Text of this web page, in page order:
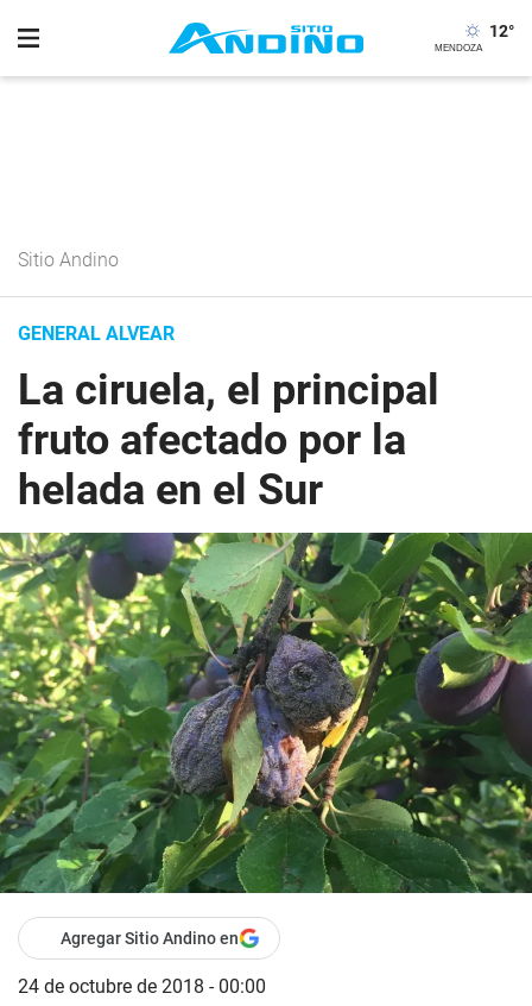
12°
Sitio Andino
GENERAL ALVEAR
La ciruela, el principal
fruto afectado por la
helada en el Sur
Agregar Sitio Andino en
24 de octubre de 2018 - 00:00